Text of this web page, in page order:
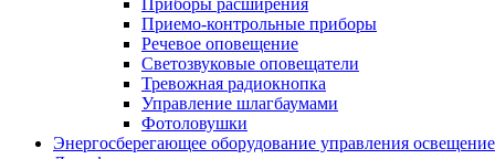
Приборы расширения
Приемо-контрольные приборы
Речевое оповещение
Светозвуковые оповещатели
Тревожная радиокнопка
Управление шлагбаумами
Фотоловушки
Энергосберегающее оборудование управления